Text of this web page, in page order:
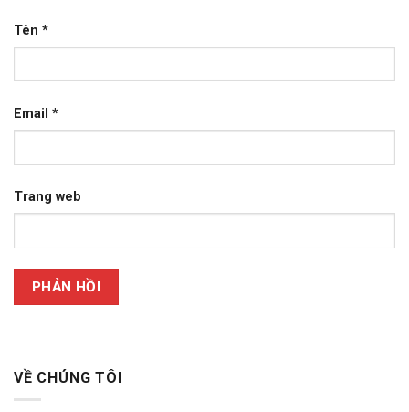
Tên *
Email *
Trang web
VỀ CHÚNG TÔI